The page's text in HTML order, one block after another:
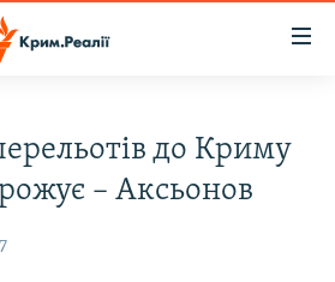
до Криму
– Аксьонов